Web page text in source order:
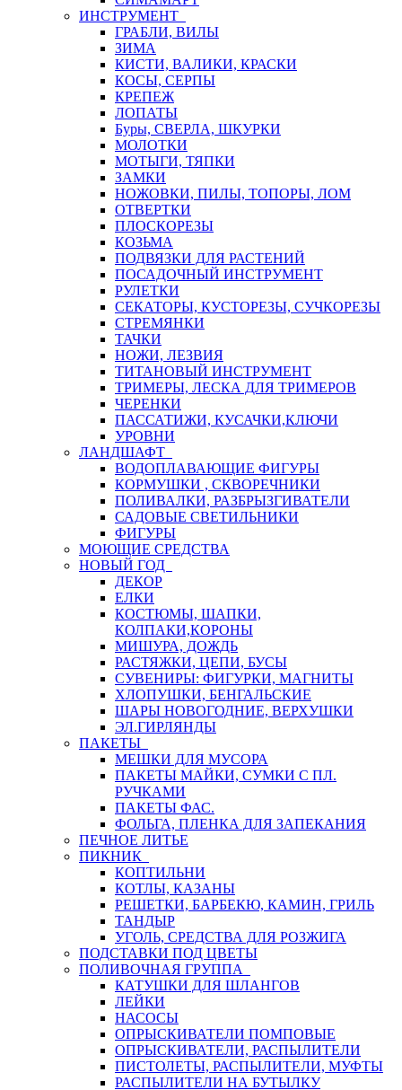
ИНСТРУМЕНТ
ГРАБЛИ, ВИЛЫ
ЗИМА
КИСТИ, ВАЛИКИ, КРАСКИ
КОСЫ, СЕРПЫ
КРЕПЕЖ
ЛОПАТЫ
Буры, СВЕРЛА, ШКУРКИ
МОЛОТКИ
МОТЫГИ, ТЯПКИ
ЗАМКИ
НОЖОВКИ, ПИЛЫ, ТОПОРЫ, ЛОМ
ОТВЕРТКИ
ПЛОСКОРЕЗЫ
КОЗЬМА
ПОДВЯЗКИ ДЛЯ РАСТЕНИЙ
ПОСАДОЧНЫЙ ИНСТРУМЕНТ
РУЛЕТКИ
СЕКАТОРЫ, КУСТОРЕЗЫ, СУЧКОРЕЗЫ
СТРЕМЯНКИ
ТАЧКИ
НОЖИ, ЛЕЗВИЯ
ТИТАНОВЫЙ ИНСТРУМЕНТ
ТРИМЕРЫ, ЛЕСКА ДЛЯ ТРИМЕРОВ
ЧЕРЕНКИ
ПАССАТИЖИ, КУСАЧКИ,КЛЮЧИ
УРОВНИ
ЛАНДШАФТ
ВОДОПЛАВАЮЩИЕ ФИГУРЫ
КОРМУШКИ , СКВОРЕЧНИКИ
ПОЛИВАЛКИ, РАЗБРЫЗГИВАТЕЛИ
САДОВЫЕ СВЕТИЛЬНИКИ
ФИГУРЫ
МОЮЩИЕ СРЕДСТВА
НОВЫЙ ГОД
ДЕКОР
ЕЛКИ
КОСТЮМЫ, ШАПКИ,
КОЛПАКИ,КОРОНЫ
МИШУРА, ДОЖДЬ
РАСТЯЖКИ, ЦЕПИ, БУСЫ
СУВЕНИРЫ: ФИГУРКИ, МАГНИТЫ
ХЛОПУШКИ, БЕНГАЛЬСКИЕ
ШАРЫ НОВОГОДНИЕ, ВЕРХУШКИ
ЭЛ.ГИРЛЯНДЫ
ПАКЕТЫ
МЕШКИ ДЛЯ МУСОРА
ПАКЕТЫ МАЙКИ, СУМКИ С ПЛ.
РУЧКАМИ
ПАКЕТЫ ФАС.
ФОЛЬГА, ПЛЕНКА ДЛЯ ЗАПЕКАНИЯ
ПЕЧНОЕ ЛИТЬЕ
ПИКНИК
КОПТИЛЬНИ
КОТЛЫ, КАЗАНЫ
РЕШЕТКИ, БАРБЕКЮ, КАМИН, ГРИЛЬ
ТАНДЫР
УГОЛЬ, СРЕДСТВА ДЛЯ РОЗЖИГА
ПОДСТАВКИ ПОД ЦВЕТЫ
ПОЛИВОЧНАЯ ГРУППА
КАТУШКИ ДЛЯ ШЛАНГОВ
ЛЕЙКИ
НАСОСЫ
ОПРЫСКИВАТЕЛИ ПОМПОВЫЕ
ОПРЫСКИВАТЕЛИ, РАСПЫЛИТЕЛИ
ПИСТОЛЕТЫ, РАСПЫЛИТЕЛИ, МУФТЫ
РАСПЫЛИТЕЛИ НА БУТЫЛКУ